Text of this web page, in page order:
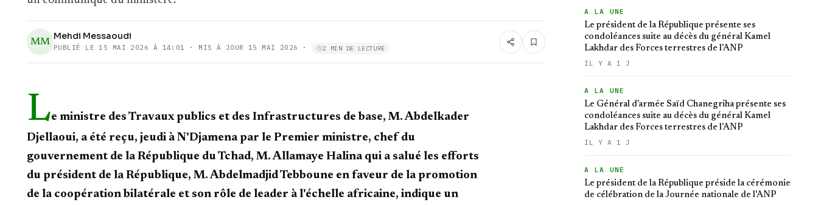
MM
Mehdi Messaoudi
PUBLIÉ LE 15 MAI 2026 À 14:01 · MIS À JOUR 15 MAI 2026 · 2 MIN DE LECTURE
Le ministre des Travaux publics et des Infrastructures de base, M. Abdelkader
Djellaoui, a été reçu, jeudi à N'Djamena par le Premier ministre, chef du
gouvernement de la République du Tchad, M. Allamaye Halina qui a salué les efforts
du président de la République, M. Abdelmadjid Tebboune en faveur de la promotion
de la coopération bilatérale et son rôle de leader à l'échelle africaine, indique un
A LA UNE
Le président de la République présente ses
condoléances suite au décès du général Kamel
Lakhdar des Forces terrestres de l'ANP
IL Y A 1 J
A LA UNE
Le Général d'armée Saïd Chanegriha présente ses
condoléances suite au décès du général Kamel
Lakhdar des Forces terrestres de l'ANP
IL Y A 1 J
A LA UNE
Le président de la République préside la cérémonie
de célébration de la Journée nationale de l'ANP